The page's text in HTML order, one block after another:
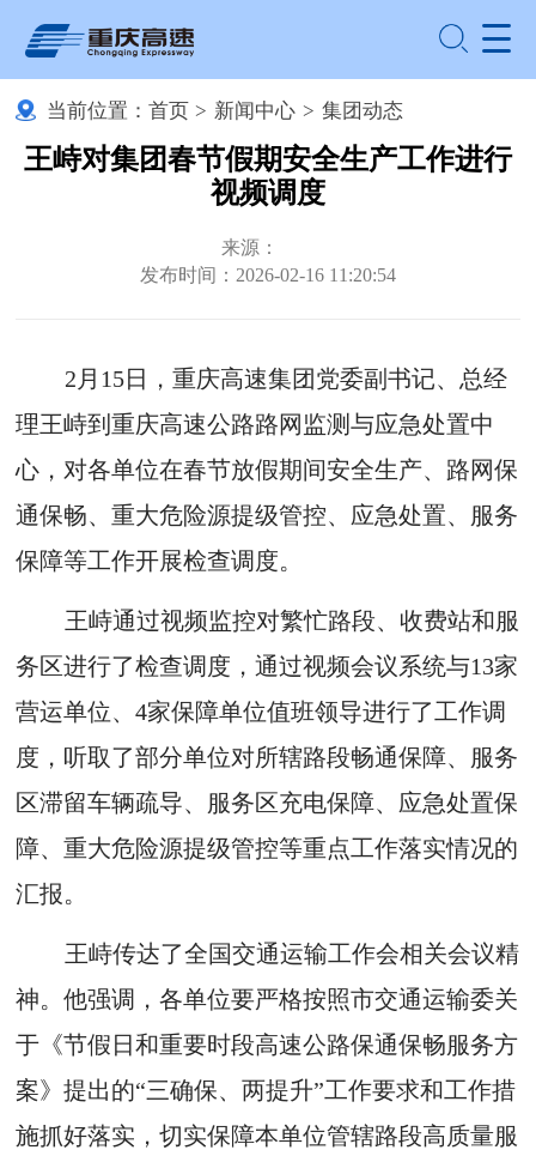
当前位置： 首页 > 新闻中心 > 集团动态
王峙对集团春节假期安全生产工作进行
视频调度
来源：
发布时间：2026-02-16 11:20:54
2月15日，重庆高速集团党委副书记、总经
理王峙到重庆高速公路路网监测与应急处置中
心，对各单位在春节放假期间安全生产、路网保
通保畅、重大危险源提级管控、应急处置、服务
保障等工作开展检查调度。
王峙通过视频监控对繁忙路段、收费站和服
务区进行了检查调度，通过视频会议系统与13家
营运单位、4家保障单位值班领导进行了工作调
度，听取了部分单位对所辖路段畅通保障、服务
区滞留车辆疏导、服务区充电保障、应急处置保
障、重大危险源提级管控等重点工作落实情况的
汇报。
王峙传达了全国交通运输工作会相关会议精
神。他强调，各单位要严格按照市交通运输委关
于《节假日和重要时段高速公路保通保畅服务方
案》提出的“三确保、两提升”工作要求和工作措
施抓好落实，切实保障本单位管辖路段高质量服